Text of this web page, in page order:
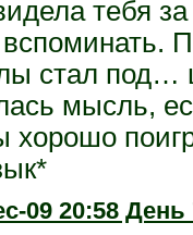
тебя
стал под…
мысль,
09 20:58 День